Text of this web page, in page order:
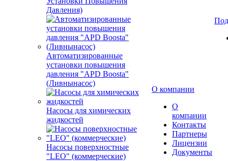
Давления)
Автоматизированные
установки повышения
давления "APD Boosta"
(Ливнынасос)
Насосы для химических
жидкостей
Насосы поверхностные
"LEO" (коммерческие)
О компании
О
компании
Контакты
Партнеры
Лицензии
Документы